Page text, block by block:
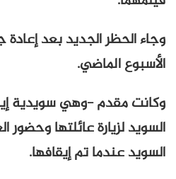
وجاء الحظر الجديد بعد
الأسبوع الماضي.
وكانت مقدم -وهي سويدية
السويد لزيارة عائلتها وحضور
السويد عندما تم إيقافها.